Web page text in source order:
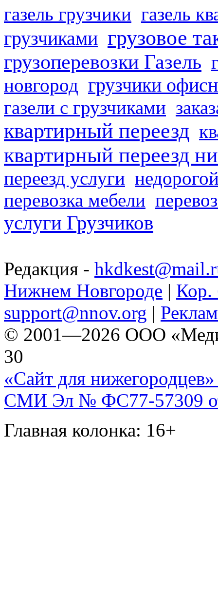
газель грузчики газель
грузчиками грузовое
грузоперевозки Газель
новгород грузчики
газели с грузчиками
квартирный переезд
квартирный переезд
переезд услуги
перевозка мебели
услуги Грузчиков
Редакция -
Нижнем Новгороде | Кор.
support@nnov.org |
© 2001—2026 ООО
30
«Сайт для нижегородцев»
СМИ Эл № ФС77-57309
Главная колонка: 16+